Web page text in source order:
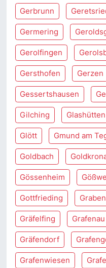
Gerbrunn
Germering
Gerolfingen
Gersthofen Gerzen
Gessertshausen
Gilching Glashütten
Glött Gmund am
Goldbach
Gössenheim
Gottfrieding Graben
Gräfelfing Grafenau
Gräfendorf
Grafenwiesen